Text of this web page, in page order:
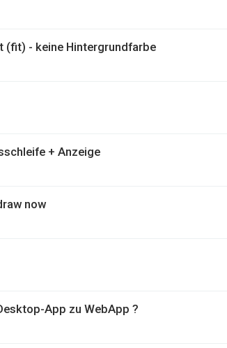
(fit) - keine Hintergrundfarbe
+ Anzeige
now
App zu WebApp ?